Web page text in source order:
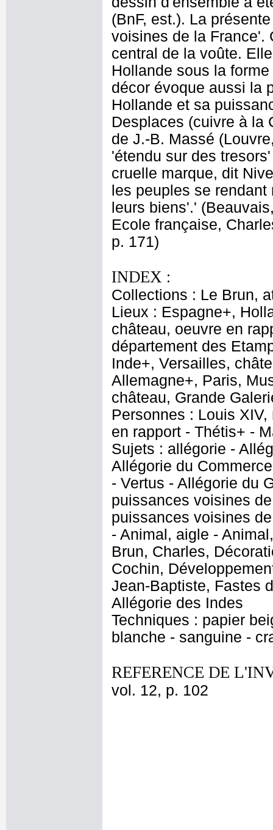
(BnF, est.). La
voisines de la France'.
central de la voûte.
Hollande sous la
décor évoque aussi la
Hollande et sa
Desplaces (cuivre à la
de J.-B. Massé
'étendu sur des
cruelle marque, dit
les peuples se
leurs biens'.'
Ecole française,
p. 171)
INDEX :
Collections : Le Brun,
Lieux : Espagne+,
château, oeuvre en
département des
Inde+, Versailles,
Allemagne+, Paris,
château, Grande
Personnes : Louis
en rapport - Thétis+ -
Sujets : allégorie -
Allégorie du
- Vertus - Allégorie du
puissances voisines
puissances voisines
- Animal, aigle -
Brun, Charles,
Cochin,
Jean-Baptiste, Fastes
Allégorie des Indes
Techniques : papier
blanche - sanguine -
REFERENCE DE
vol. 12, p. 102